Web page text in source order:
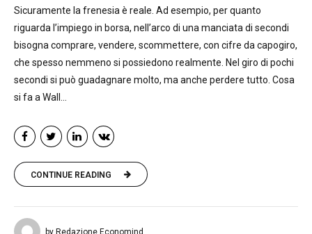
Sicuramente la frenesia è reale. Ad esempio, per quanto
riguarda l’impiego in borsa, nell’arco di una manciata di secondi
bisogna comprare, vendere, scommettere, con cifre da capogiro,
che spesso nemmeno si possiedono realmente. Nel giro di pochi
secondi si può guadagnare molto, ma anche perdere tutto. Cosa
si fa a Wall...
CONTINUE READING